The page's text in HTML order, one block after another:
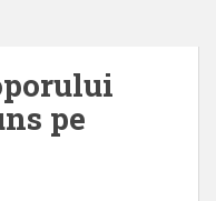
pe